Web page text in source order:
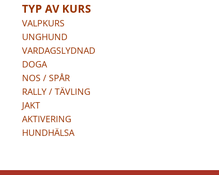
TYP AV KURS
VALPKURS
UNGHUND
VARDAGSLYDNAD
DOGA
NOS / SPÅR
RALLY / TÄVLING
JAKT
AKTIVERING
HUNDHÄLSA